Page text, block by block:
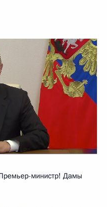
министр! Дамы